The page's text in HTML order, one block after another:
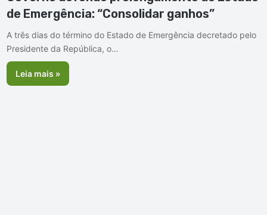
de Emergência: “Consolidar ganhos”
A três dias do término do Estado de Emergência decretado pelo
Presidente da República, o…
Leia mais »